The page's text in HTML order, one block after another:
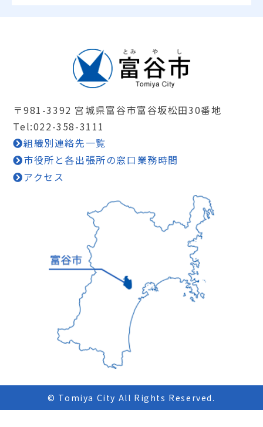
〒981-3392 宮城県富谷市富谷坂松田30番地
Tel:022-358-3111
組織別連絡先一覧
市役所と各出張所の窓口業務時間
アクセス
© Tomiya City All Rights Reserved.